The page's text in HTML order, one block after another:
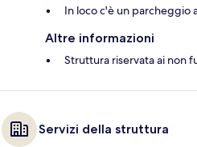
In loco c'è un parcheggio
Altre informazioni
Struttura riservata ai non
Servizi della struttura